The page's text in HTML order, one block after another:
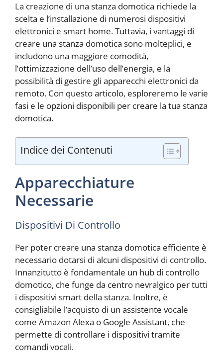
La creazione di una stanza domotica richiede la
scelta e l’installazione di numerosi dispositivi
elettronici e smart home. Tuttavia, i vantaggi di
creare una stanza domotica sono molteplici, e
includono una maggiore comodità,
l’ottimizzazione dell’uso dell’energia, e la
possibilità di gestire gli apparecchi elettronici da
remoto. Con questo articolo, esploreremo le varie
fasi e le opzioni disponibili per creare la tua stanza
domotica.
Indice dei Contenuti
Apparecchiature
Necessarie
Dispositivi Di Controllo
Per poter creare una stanza domotica efficiente è
necessario dotarsi di alcuni dispositivi di controllo.
Innanzitutto è fondamentale un hub di controllo
domotico, che funge da centro nevralgico per tutti
i dispositivi smart della stanza. Inoltre, è
consigliabile l’acquisto di un assistente vocale
come Amazon Alexa o Google Assistant, che
permette di controllare i dispositivi tramite
comandi vocali.